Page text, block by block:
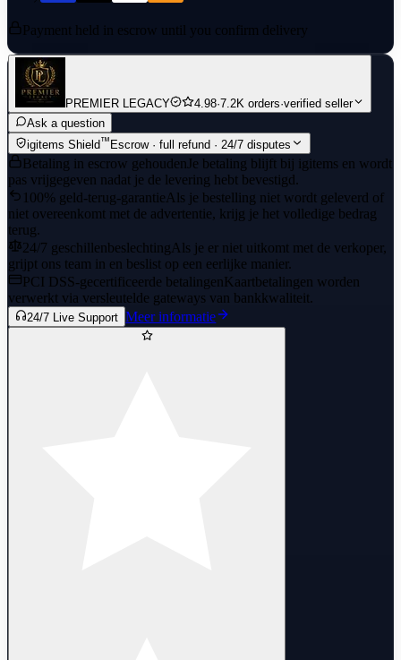
Payment held in escrow until you confirm delivery
PREMIER LEGACY 4.98·7.2K orders·verified seller
Ask a question
igitems Shield™ Escrow · full refund · 24/7 disputes
Betaling in escrow gehoudenJe betaling blijft bij igitems en wordt
pas vrijgegeven nadat je de levering hebt bevestigd.
100% geld-terug-garantieAls je bestelling niet wordt geleverd of
niet overeenkomt met de advertentie, krijg je het volledige bedrag
terug.
24/7 geschillenbeslechtingAls je er niet uitkomt met de verkoper,
grijpt ons team in en beslist op een eerlijke manier.
PCI DSS-gecertificeerde betalingenKaartbetalingen worden
verwerkt via versleutelde gateways van bankkwaliteit.
24/7 Live Support Meer informatie